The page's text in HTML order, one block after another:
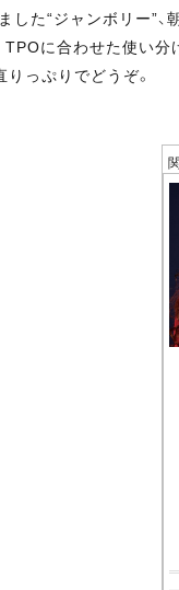
“ジャンボリー”、
に合わせた使い
っぷりでどうぞ。